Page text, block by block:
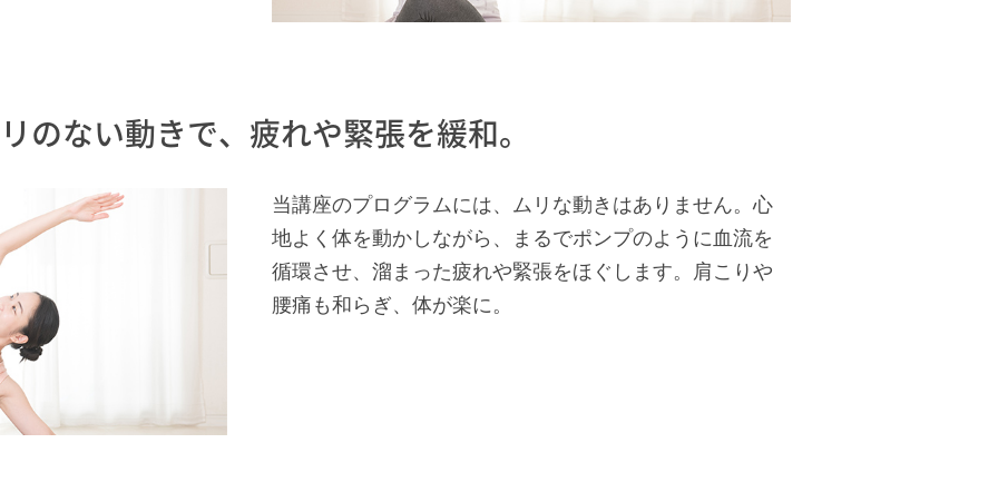
のない動きで、疲れや緊張を緩和。
当講座のプログラムには、ムリな動きはありません。心
地よく体を動かしながら、まるでポンプのように血流を
循環させ、溜まった疲れや緊張をほぐします。肩こりや
腰痛も和らぎ、体が楽に。